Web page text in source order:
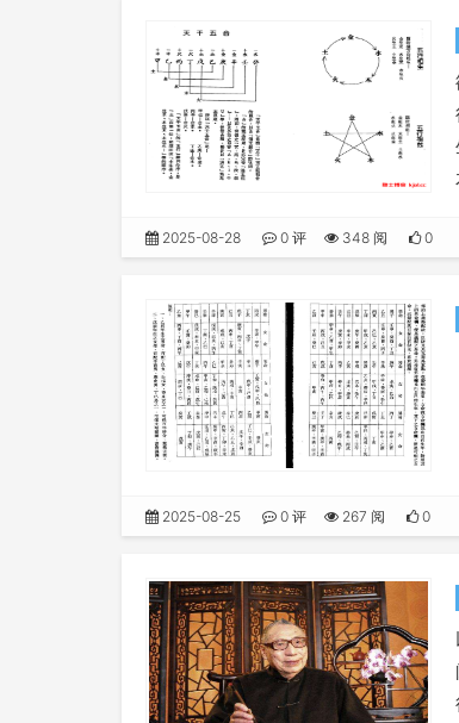
2025-08-28 0 评 348 阅 0
2025-08-25 0 评 267 阅 0